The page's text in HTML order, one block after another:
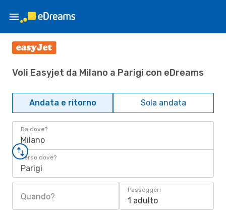
Voli Easyjet da Milano a Parigi con eDreams
Andata e ritorno Sola andata
Da dove?
Milano
Verso dove?
Parigi
Quando?
Passeggeri
1 adulto